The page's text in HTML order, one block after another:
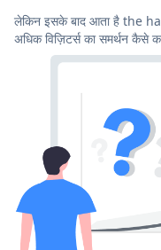
लेकिन इसके बाद आता है the
अधिक विज़िटर्स का समर्थन कैसे